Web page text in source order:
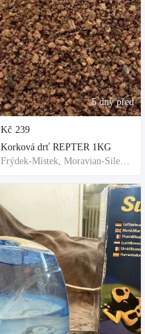
5 dny před
Kč 239
Korková drť REPTER 1KG
Frýdek-Místek, Moravian-Silesian Region,Others